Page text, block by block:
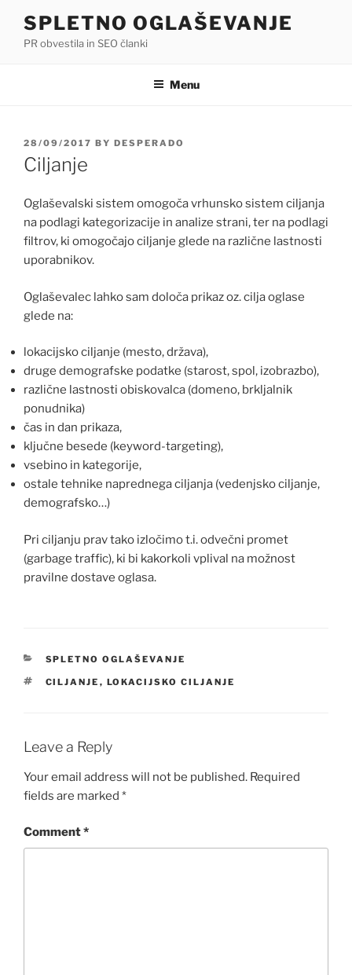
content
SPLETNO OGLAŠEVANJE
PR obvestila in SEO članki
Menu
POSTED
ON
28/09/2017 BY DESPERADO
Ciljanje
Oglaševalski sistem omogoča vrhunsko sistem ciljanja
na podlagi kategorizacije in analize strani, ter na podlagi
filtrov, ki omogočajo ciljanje glede na različne lastnosti
uporabnikov.
Oglaševalec lahko sam določa prikaz oz. cilja oglase
glede na:
lokacijsko ciljanje (mesto, država),
druge demografske podatke (starost, spol, izobrazbo),
različne lastnosti obiskovalca (domeno, brkljalnik
ponudnika)
čas in dan prikaza,
ključne besede (keyword-targeting),
vsebino in kategorije,
ostale tehnike naprednega ciljanja (vedenjsko ciljanje,
demografsko…)
Pri ciljanju prav tako izločimo t.i. odvečni promet
(garbage traffic), ki bi kakorkoli vplival na možnost
pravilne dostave oglasa.
CATEGORIES
SPLETNO OGLAŠEVANJE
TAGS
CILJANJE , LOKACIJSKO CILJANJE
Leave a Reply
Your email address will not be published. Required
fields are marked *
Comment*